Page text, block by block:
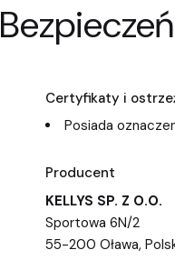
Certyfikaty i
Posiada
Producent
KELLYS SP. Z O.O.
Sportowa 6N/2
55-200 Oława,